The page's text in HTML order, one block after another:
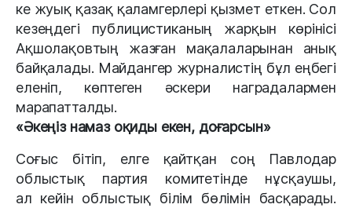
ке жуық қазақ қаламгерлері қызмет еткен. Сол
кезеңдегі публицистиканың жарқын көрінісі
Ақшолақовтың жазған мақалаларынан анық
байқалады. Майдангер журналистің бұл еңбегі
еленіп, көптеген әскери наградалармен
марапатталды.
«Әкеңіз намаз оқиды екен, доғарсын»
Соғыс бітіп, елге қайтқан соң Павлодар
облыстық партия комитетінде нұсқаушы,
ал кейін облыстық білім бөлімін басқарады.